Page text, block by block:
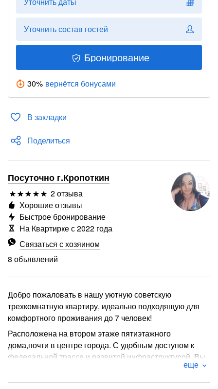
Уточнить состав гостей
Бронирование
30% вернётся бонусами
В закладки
Поделиться
Посуточно г.Кропоткин
2 отзыва
Связаться с хозяином
8 объявлений
Хорошие отзывы
Быстрое бронирование
На Квартирке с 2022 года
Добро пожаловать в нашу уютную советскую
трехкомнатную квартиру, идеально подходящую для
комфортного проживания до 7 человек!
Расположена на втором этаже пятиэтажного
дома,почти в центре города. С удобным доступом к
федеральной трассе и развитой инфраструктурой, Вы
сможете наслаждаться всеми прелестями городской
жизни.
еще